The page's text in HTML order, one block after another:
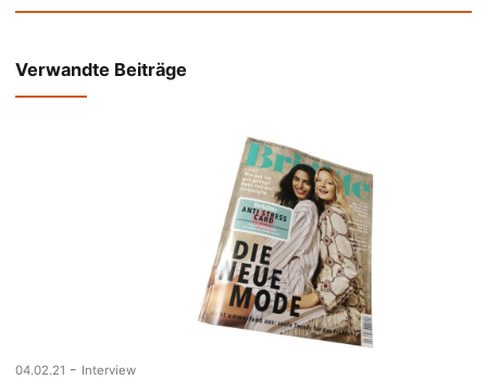
Verwandte Beiträge
04.02.21 - Interview